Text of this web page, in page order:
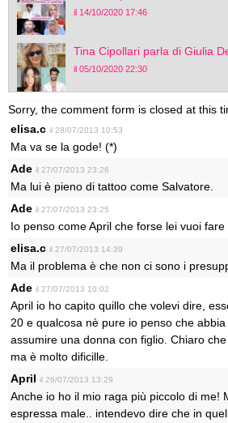
il 14/10/2020 17:46
Tina Cipollari parla di Giulia
il 05/10/2020 22:30
Sorry, the comment form is closed at this
elisa.c il 28/07/2013 10:53
Ma va se la gode! (*)
Ade il 27/07/2013 23:26
Ma lui è pieno di tattoo come Salvatore.
Ade il 27/07/2013 23:25
Io penso come April che forse lei vuoi fare
elisa.c il 27/07/2013 14:39
Ma il problema è che non ci sono i
Ade il 27/07/2013 10:02
April io ho capito quillo che volevi dire,
20 e qualcosa nè pure io penso che
assumire una donna con figlio. Chiaro
ma è molto dificille.
April il 26/07/2013 13:29
Anche io ho il mio raga più piccolo di me!
espressa male.. intendevo dire che in